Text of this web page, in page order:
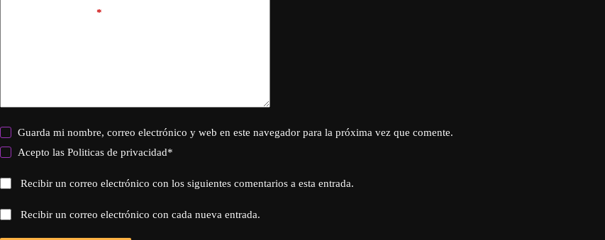
*
Guarda mi nombre, correo electrónico y web en este navegador para la próxima vez que comente.
Acepto lasPoliticas de privacidad*
Recibir un correo electrónico con los siguientes comentarios a esta entrada.
Recibir un correo electrónico con cada nueva entrada.